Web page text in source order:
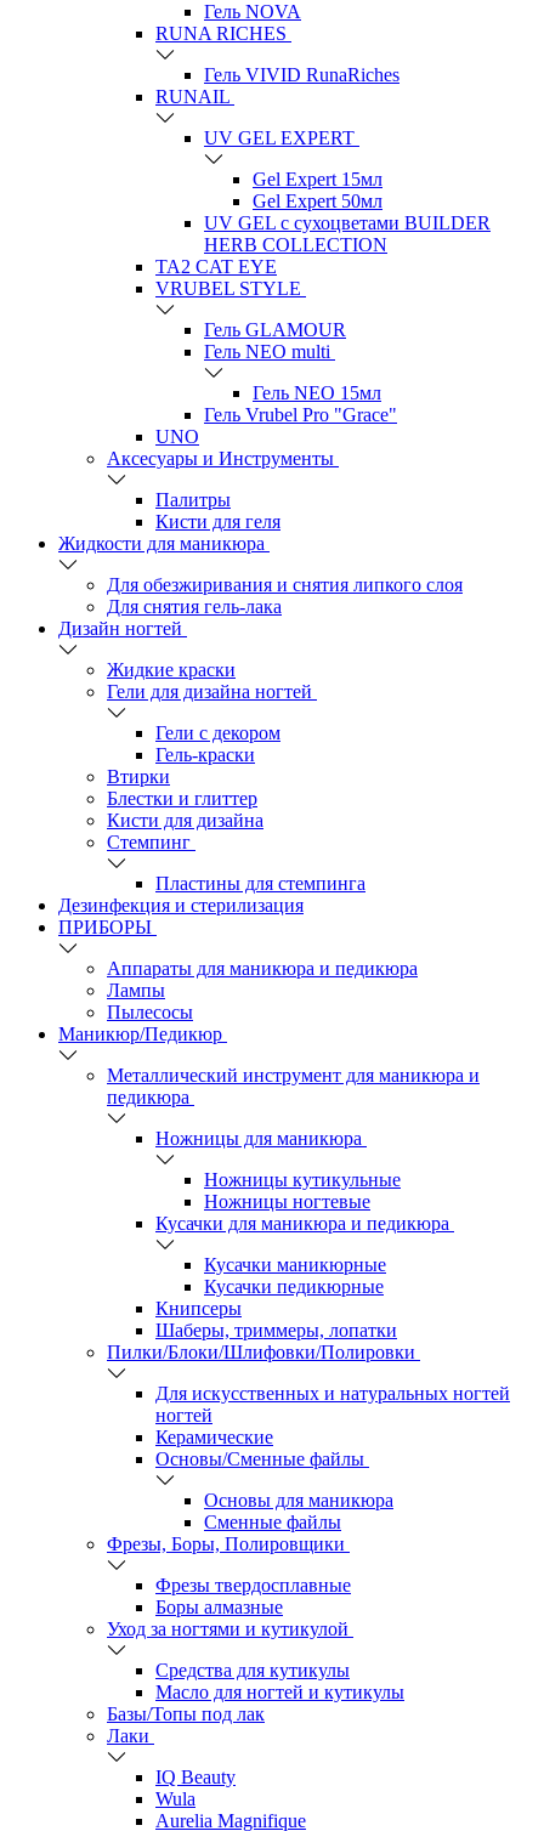
Гель NOVA
RUNA RICHES
Гель VIVID RunaRiches
RUNAIL
UV GEL EXPERT
Gel Expert 15мл
Gel Expert 50мл
UV GEL с сухоцветами BUILDER
HERB COLLECTION
TA2 CAT EYE
VRUBEL STYLE
Гель GLAMOUR
Гель NEO multi
Гель NEO 15мл
Гель Vrubel Pro "Grace"
UNO
Аксесуары и Инструменты
Палитры
Кисти для геля
Жидкости для маникюра
Для обезжиривания и снятия липкого слоя
Для снятия гель-лака
Дизайн ногтей
Жидкие краски
Гели для дизайна ногтей
Гели с декором
Гель-краски
Втирки
Блестки и глиттер
Кисти для дизайна
Стемпинг
Пластины для стемпинга
Дезинфекция и стерилизация
ПРИБОРЫ
Аппараты для маникюра и педикюра
Лампы
Пылесосы
Маникюр/Педикюр
Металлический инструмент для маникюра и
педикюра
Ножницы для маникюра
Ножницы кутикульные
Ножницы ногтевые
Кусачки для маникюра и педикюра
Кусачки маникюрные
Кусачки педикюрные
Книпсеры
Шаберы, триммеры, лопатки
Пилки/Блоки/Шлифовки/Полировки
Для искусственных и натуральных ногтей
ногтей
Керамические
Основы/Сменные файлы
Основы для маникюра
Сменные файлы
Фрезы, Боры, Полировщики
Фрезы твердосплавные
Боры алмазные
Уход за ногтями и кутикулой
Средства для кутикулы
Масло для ногтей и кутикулы
Базы/Топы под лак
Лаки
IQ Beauty
Wula
Aurelia Magnifique